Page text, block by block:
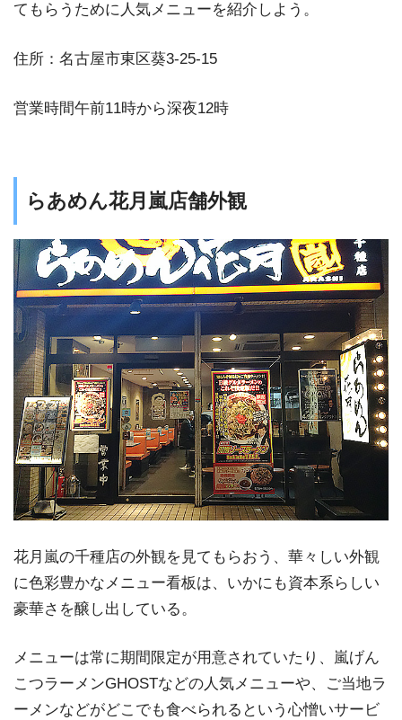
てもらうために人気メニューを紹介しよう。
住所：名古屋市東区葵3-25-15
営業時間午前11時から深夜12時
らあめん花月嵐店舗外観
花月嵐の千種店の外観を見てもらおう、華々しい外観
に色彩豊かなメニュー看板は、いかにも資本系らしい
豪華さを醸し出している。
メニューは常に期間限定が用意されていたり、嵐げん
こつラーメンGHOSTなどの人気メニューや、ご当地ラ
ーメンなどがどこでも食べられるという心憎いサービ